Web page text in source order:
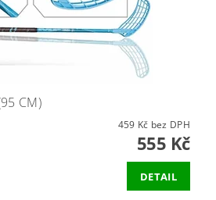
CM)
459 Kč bez DPH
555 Kč
DETAIL